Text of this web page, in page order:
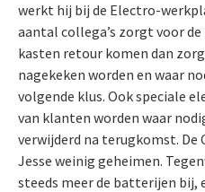
werkt hij bij de Electro-
aantal collega’s zorgt voor
kasten retour komen dan
nagekeken worden en waar
volgende klus. Ook speciale
van klanten worden waar
verwijderd na terugkomst.
Jesse weinig geheimen.
steeds meer de batterijen bij,